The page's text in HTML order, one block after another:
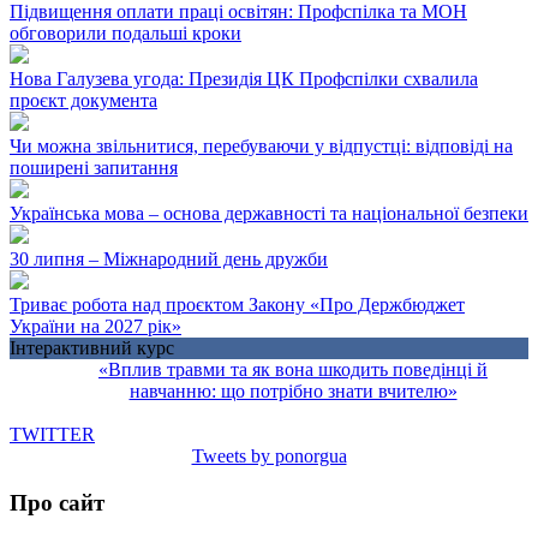
Підвищення оплати праці освітян: Профспілка та МОН
обговорили подальші кроки
Нова Галузева угода: Президія ЦК Профспілки схвалила
проєкт документа
Чи можна звільнитися, перебуваючи у відпустці: відповіді на
поширені запитання
Українська мова – основа державності та національної безпеки
30 липня – Міжнародний день дружби
Триває робота над проєктом Закону «Про Держбюджет
України на 2027 рік»
Інтерактивний курс
«Вплив травми та як вона шкодить поведінці й
навчанню: що потрібно знати вчителю»
TWITTER
Tweets by ponorgua
Про сайт